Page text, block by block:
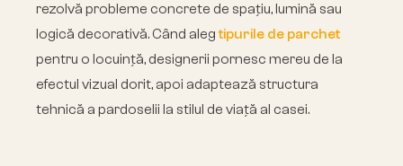
rezolvă probleme concrete de spațiu, lumină sau
logică decorativă. Când alegtipurile de parchet
pentru o locuință, designerii pornesc mereu de la
efectul vizual dorit, apoi adaptează structura
tehnică a pardoselii la stilul de viață al casei.